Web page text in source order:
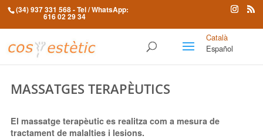
(34) 937 331 568- Tel / WhatsApp:
616 02 29 34
Català
Español
MASSATGES TERAPÈUTICS
El massatge terapèutic es realitza com a mesura de
tractament de malalties i lesions.